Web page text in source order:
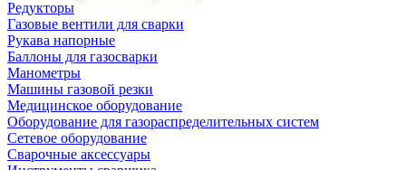
Редукторы
Газовые вентили для сварки
Рукава напорные
Баллоны для газосварки
Манометры
Машины газовой резки
Медицинское оборудование
Оборудование для газораспределительных систем
Сетевое оборудование
Сварочные аксессуары